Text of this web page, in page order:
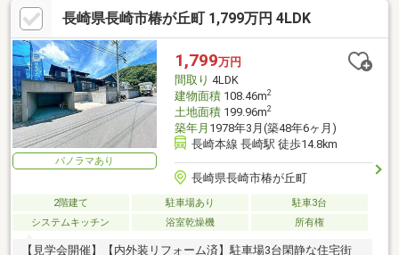
長崎県長崎市椿が丘町 1,799万円 4LDK
パノラマあり
1,799万円
間取り 4LDK
建物面積108.46m2
土地面積199.96m2
築年月 1978年3月(築48年6ヶ月)
長崎本線 長崎駅 徒歩14.8km
長崎県長崎市椿が丘町
2階建て 駐車場あり
駐車3台
システムキッチン
浴室乾燥機 所有権
【見学会開催】【内外装リフォーム済】駐車場3台閑静な住宅街